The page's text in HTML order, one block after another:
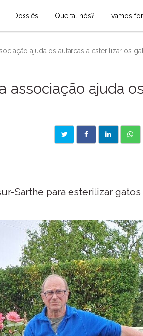
Dossiês Que tal nós? vamos
ajuda os autarcas a esterilizar os
associação ajuda
Sarthe para esterilizar gatos